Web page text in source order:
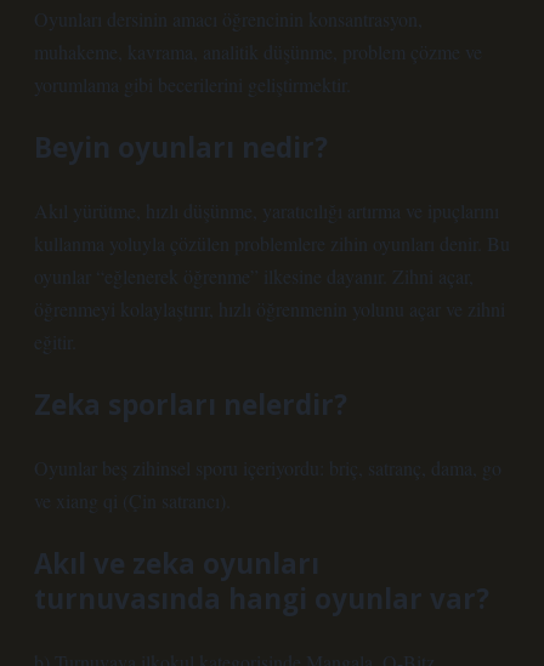
Oyunları dersinin amacı öğrencinin konsantrasyon,
muhakeme, kavrama, analitik düşünme, problem çözme ve
yorumlama gibi becerilerini geliştirmektir.
Beyin oyunları nedir?
Akıl yürütme, hızlı düşünme, yaratıcılığı artırma ve ipuçlarını
kullanma yoluyla çözülen problemlere zihin oyunları denir. Bu
oyunlar “eğlenerek öğrenme” ilkesine dayanır. Zihni açar,
öğrenmeyi kolaylaştırır, hızlı öğrenmenin yolunu açar ve zihni
eğitir.
Zeka sporları nelerdir?
Oyunlar beş zihinsel sporu içeriyordu: briç, satranç, dama, go
ve xiang qi (Çin satrancı).
Akıl ve zeka oyunları
turnuvasında hangi oyunlar var?